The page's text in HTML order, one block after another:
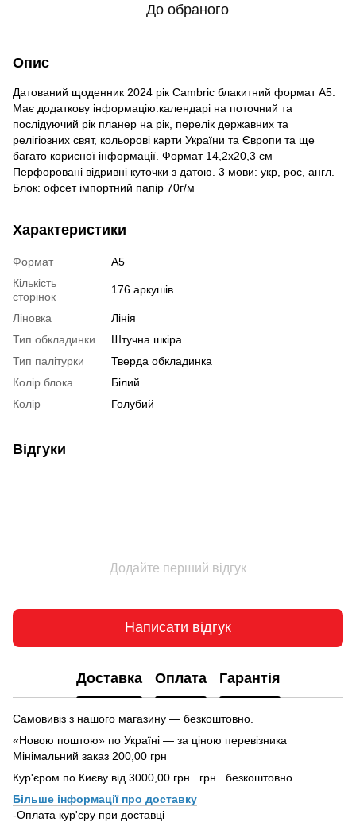
До обраного
Опис
Датований щоденник 2024 рік Сambric блакитний формат А5.
Має додаткову інформацію:календарі на поточний та
послідуючий рік планер на рік, перелік державних та
релігіозних свят, кольорові карти України та Європи та ще
багато корисної інформації. Формат 14,2х20,3 см
Перфоровані відривні куточки з датою. 3 мови: укр, рос, англ.
Блок: офсет імпортний папір 70г/м
Характеристики
Формат
А5
Кількість
сторінок
176 аркушів
Ліновка
Лінія
Тип обкладинки
Штучна шкіра
Тип палітурки
Тверда обкладинка
Колір блока
Білий
Колір
Голубий
Відгуки
Додайте перший відгук
Написати відгук
Доставка Оплата Гарантія
Самовивіз з нашого магазину — безкоштовно.
«Новою поштою» по Україні — за ціною перевізника
Мінімальний заказ 200,00 грн
Кур'єром по Києву від 3000,00 грн грн. безкоштовно
Більше інформації про доставку
-Оплата кур'єру при доставці